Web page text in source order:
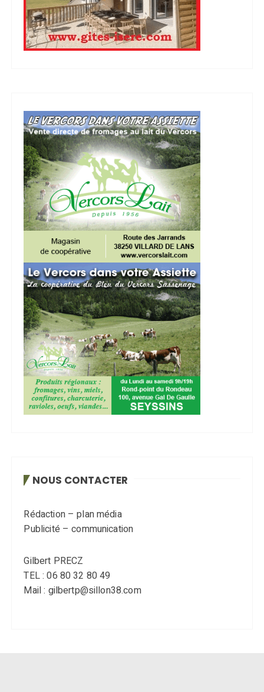
NOUS CONTACTER
Rédaction – plan média
Publicité – communication
Gilbert PRECZ
TEL : 06 80 32 80 49
Mail : gilbertp@sillon38.com